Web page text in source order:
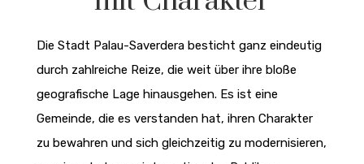
Die Stadt Palau-Saverdera besticht ganz eindeutig
durch zahlreiche Reize, die weit über ihre bloße
geografische Lage hinausgehen. Es ist eine
Gemeinde, die es verstanden hat, ihren Charakter
zu bewahren und sich gleichzeitig zu modernisieren,